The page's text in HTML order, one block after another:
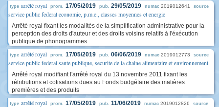
type arrêté royal prom. 17/05/2019 pub. 29/05/2019 numac 2019012641 source
service public federal economie, p.m.e., classes moyennes et energie
Arrêté royal fixant les modalités de la simplification administrative pour la
perception des droits d'auteur et des droits voisins relatifs à l'éxécution
publique de phonogrammes
type arrêté royal prom. 17/05/2019 pub. 06/06/2019 numac 2019012773 source
service public federal sante publique, securite de la chaine alimentaire et environnement
Arrêté royal modifiant l'arrêté royal du 13 novembre 2011 fixant les
rétributions et cotisations dues au Fonds budgétaire des matières
premières et des produits
type arrêté royal prom. 17/05/2019 pub. 11/06/2019 numac 2019012826 source